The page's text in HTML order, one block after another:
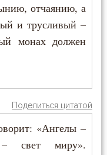
отчаянию, а
и трусливый –
монах должен
Поделиться цитатой
«Ангелы –
свет миру».